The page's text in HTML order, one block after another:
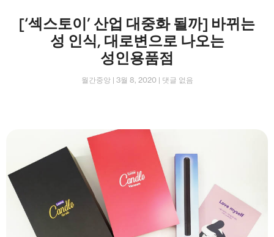
[‘섹스토이’ 산업 대중화 될까] 바뀌는
성 인식, 대로변으로 나오는
성인용품점
월간중앙 3월 8, 2020 댓글 없음